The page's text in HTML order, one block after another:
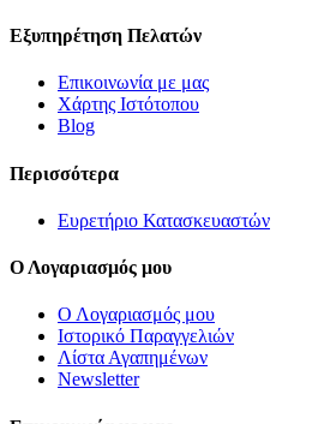
Εξυπηρέτηση Πελατών
Επικοινωνία με μας
Χάρτης Ιστότοπου
Blog
Περισσότερα
Ευρετήριο Κατασκευαστών
Ο Λογαριασμός μου
Ο Λογαριασμός μου
Ιστορικό Παραγγελιών
Λίστα Αγαπημένων
Newsletter